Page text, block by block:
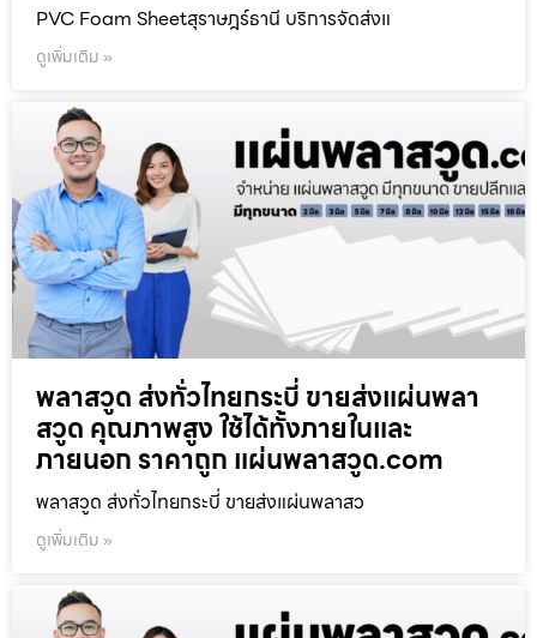
PVC Foam Sheetสุราษฎร์ธานี บริการจัดส่งแ
ดูเพิ่มเติม »
พลาสวูด ส่งทั่วไทยกระบี่ ขายส่งแผ่นพลา
สวูด คุณภาพสูง ใช้ได้ทั้งภายในและ
ภายนอก ราคาถูก แผ่นพลาสวูด.com
พลาสวูด ส่งทั่วไทยกระบี่ ขายส่งแผ่นพลาสว
ดูเพิ่มเติม »